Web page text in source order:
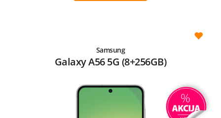
Samsung
Galaxy A56 5G (8+256GB)